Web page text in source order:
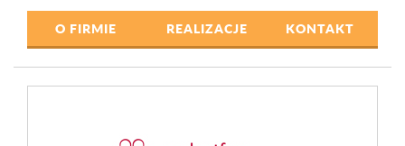
O FIRMIE REALIZACJE KONTAKT